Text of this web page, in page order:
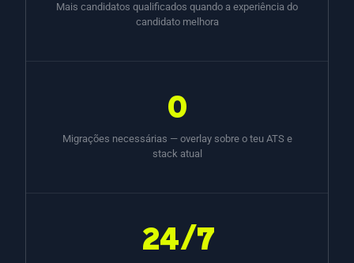
Mais candidatos qualificados quando a experiência do
candidato melhora
0
Migrações necessárias — overlay sobre o teu ATS e
stack atual
24/7